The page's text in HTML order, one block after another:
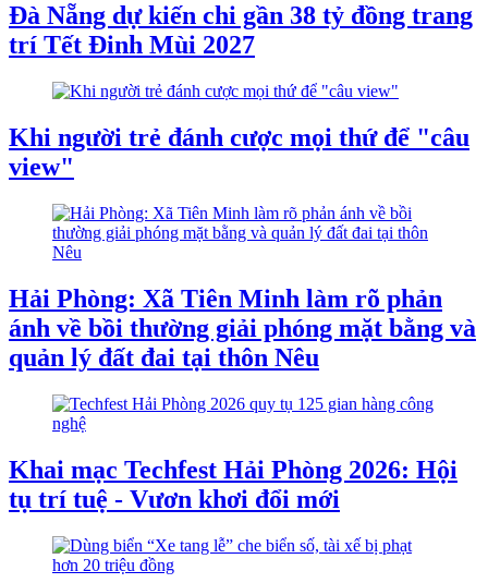
Đà Nẵng dự kiến chi gần 38 tỷ đồng trang
trí Tết Đinh Mùi 2027
Khi người trẻ đánh cược mọi thứ để "câu
view"
Hải Phòng: Xã Tiên Minh làm rõ phản
ánh về bồi thường giải phóng mặt bằng và
quản lý đất đai tại thôn Nêu
Khai mạc Techfest Hải Phòng 2026: Hội
tụ trí tuệ - Vươn khơi đổi mới